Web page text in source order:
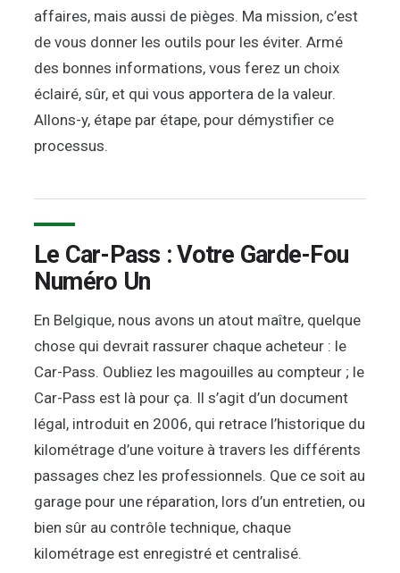
affaires, mais aussi de pièges. Ma mission, c’est
de vous donner les outils pour les éviter. Armé
des bonnes informations, vous ferez un choix
éclairé, sûr, et qui vous apportera de la valeur.
Allons-y, étape par étape, pour démystifier ce
processus.
Le Car-Pass : Votre Garde-Fou
Numéro Un
En Belgique, nous avons un atout maître, quelque
chose qui devrait rassurer chaque acheteur : le
Car-Pass. Oubliez les magouilles au compteur ; le
Car-Pass est là pour ça. Il s’agit d’un document
légal, introduit en 2006, qui retrace l’historique du
kilométrage d’une voiture à travers les différents
passages chez les professionnels. Que ce soit au
garage pour une réparation, lors d’un entretien, ou
bien sûr au contrôle technique, chaque
kilométrage est enregistré et centralisé.